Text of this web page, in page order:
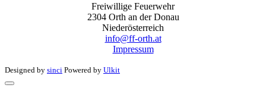
Freiwillige Feuerwehr
2304 Orth an der Donau
Niederösterreich
info@ff-orth.at
Impressum
Designed by sinci Powered by Ulkit